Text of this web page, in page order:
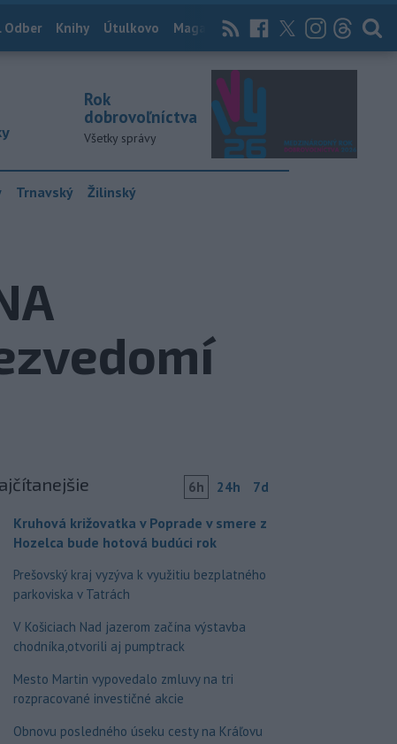
Odber Knihy Útulkovo Magazín News Now Archív
Rok
dobrovoľníctva
Všetky správy
Trnavský Žilinský
6h 24h 7d
Kruhová križovatka v Poprade v smere z
Hozelca bude hotová budúci rok
Prešovský kraj vyzýva k využitiu bezplatného
parkoviska v Tatrách
V Košiciach Nad jazerom začína výstavba
chodníka,otvorili aj pumptrack
Mesto Martin vypovedalo zmluvy na tri
rozpracované investičné akcie
Obnovu posledného úseku cesty na Kráľovu